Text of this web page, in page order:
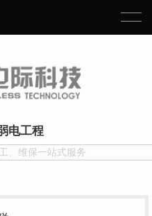
电工程
、维保一站式服务